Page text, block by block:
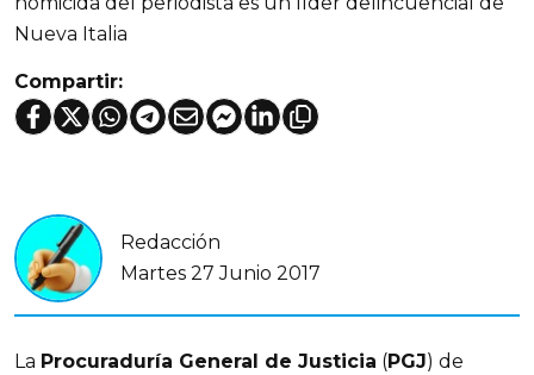
Nueva Italia
Compartir:
Redacción
Martes 27 Junio 2017
La Procuraduría General de Justicia (PGJ) de